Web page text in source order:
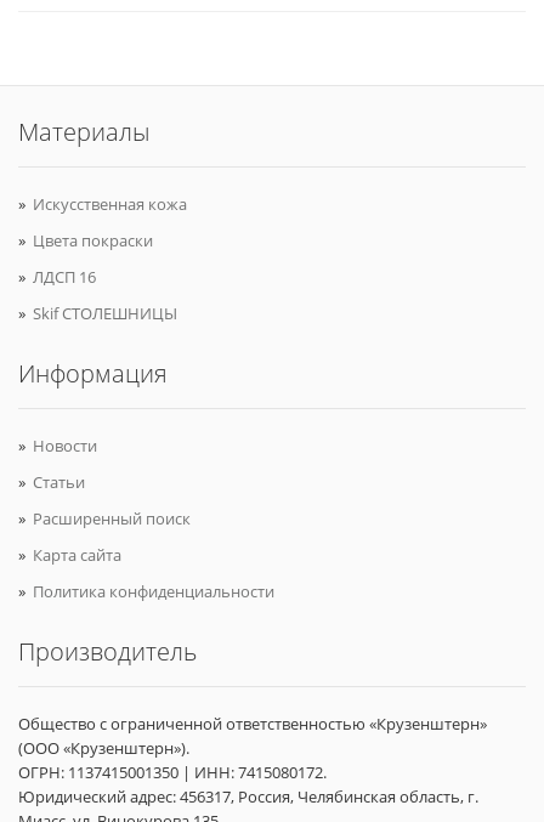
Материалы
Искусственная кожа
Цвета покраски
ЛДСП 16
Skif СТОЛЕШНИЦЫ
Информация
Новости
Статьи
Расширенный поиск
Карта сайта
Политика конфиденциальности
Производитель
Общество с ограниченной ответственностью «Крузенштерн»
(ООО «Крузенштерн»).
ОГРН: 1137415001350 | ИНН: 7415080172.
Юридический адрес: 456317, Россия, Челябинская область, г.